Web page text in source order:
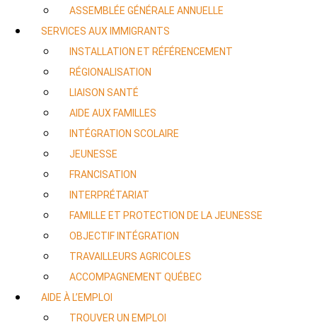
ASSEMBLÉE GÉNÉRALE ANNUELLE
SERVICES AUX IMMIGRANTS
INSTALLATION ET RÉFÉRENCEMENT
RÉGIONALISATION
LIAISON SANTÉ
AIDE AUX FAMILLES
INTÉGRATION SCOLAIRE
JEUNESSE
FRANCISATION
INTERPRÉTARIAT
FAMILLE ET PROTECTION DE LA JEUNESSE
OBJECTIF INTÉGRATION
TRAVAILLEURS AGRICOLES
ACCOMPAGNEMENT QUÉBEC
AIDE À L’EMPLOI
TROUVER UN EMPLOI